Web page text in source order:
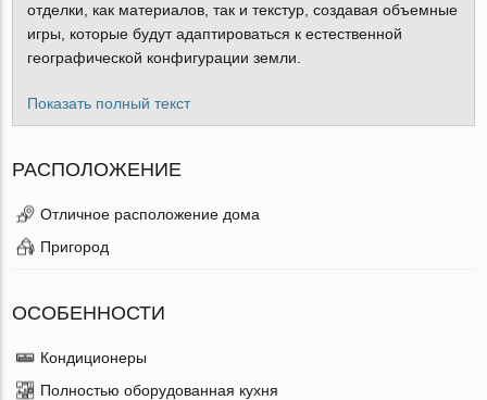
отделки, как материалов, так и текстур, создавая объемные
игры, которые будут адаптироваться к естественной
географической конфигурации земли.
Показать полный текст
РАСПОЛОЖЕНИЕ
Отличное расположение дома
Пригород
ОСОБЕННОСТИ
Кондиционеры
Полностью оборудованная кухня